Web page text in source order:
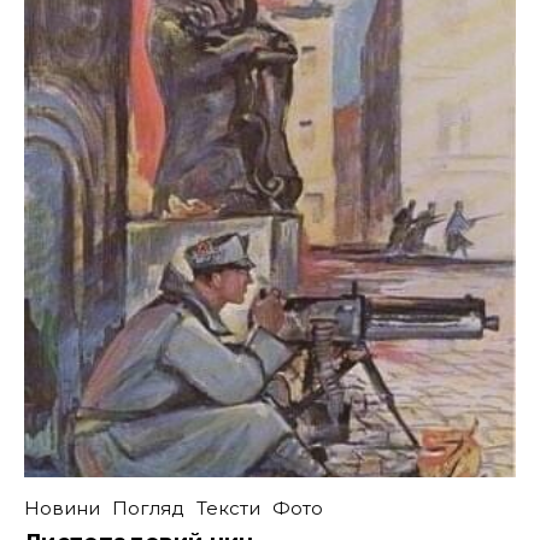
Новини Погляд Тексти Фото